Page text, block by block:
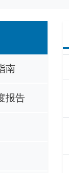
南
报告